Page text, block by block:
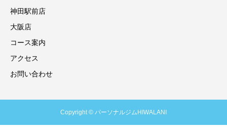
神田駅前店
大阪店
コース案内
アクセス
お問い合わせ
Copyright © パーソナルジムHIWALANI